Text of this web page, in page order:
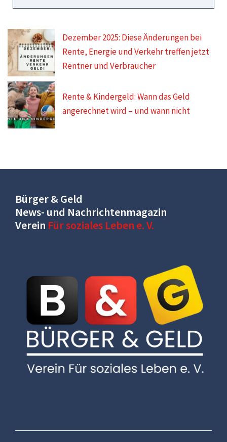
Dezember 2025: Diese Änderungen bei
Rente, Energie und Verkehr treffen jetzt
Rentner und Verbraucher
Rente & Kindergeld: Wann das Geld
angerechnet wird – und wann nicht
Bürger & Geld
News- und Nachrichtenmagazin
Verein Für soziales Leben e. V.